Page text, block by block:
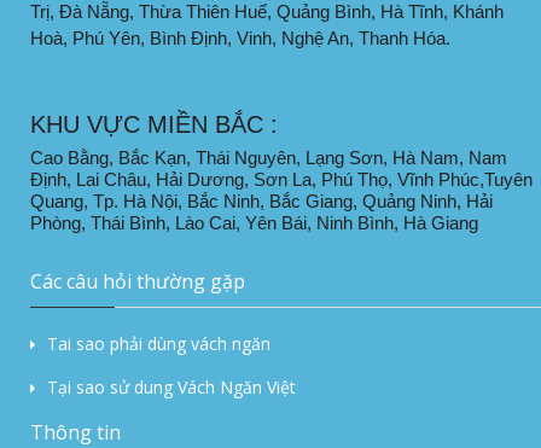
Trị, Đà Nẵng, Thừa Thiên Huế, Quảng Bình, Hà Tĩnh, Khánh
Hoà, Phú Yên, Bình Định, Vinh, Nghệ An, Thanh Hóa.
KHU VỰC MIỀN BẮC :
Cao Bằng, Bắc Kạn, Thái Nguyên, Lạng Sơn, Hà Nam, Nam
Định, Lai Châu, Hải Dương, Sơn La, Phú Thọ, Vĩnh Phúc,Tuyên
Quang, Tp. Hà Nội, Bắc Ninh, Bắc Giang, Quảng Ninh, Hải
Phòng, Thái Bình, Lào Cai, Yên Bái, Ninh Bình, Hà Giang
Các câu hỏi thường gặp
Tai sao phải dùng vách ngăn
Tại sao sử dung Vách Ngăn Việt
Thông tin